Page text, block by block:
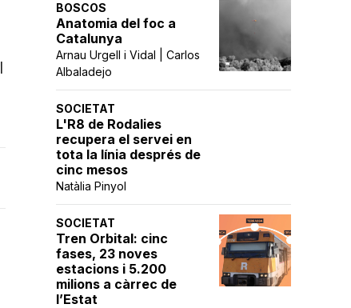
BOSCOS
Anatomia del foc a
Catalunya
Arnau Urgell i Vidal | Carlos
Albaladejo
SOCIETAT
L'R8 de Rodalies
recupera el servei en
tota la línia després de
cinc mesos
Natàlia Pinyol
SOCIETAT
Tren Orbital: cinc
fases, 23 noves
estacions i 5.200
milions a càrrec de
l’Estat